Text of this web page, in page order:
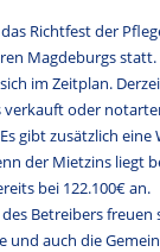
Richtfest der
Magdeburgs statt.
im Zeitplan.
verkauft oder
gibt zusätzlich eine
der Mietzins liegt
bei 122.100€ an.
Betreibers freuen
und auch die